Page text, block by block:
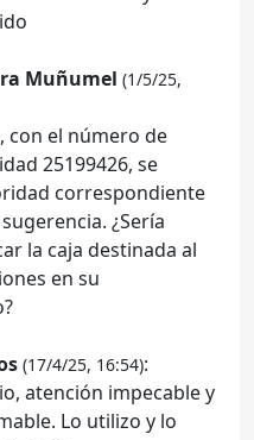
Muñumel (1/5/25,
con el número de
25199426, se
correspondiente
¿Sería
la caja destinada al
en su
(17/4/25, 16:54):
atención impecable y
Lo utilizo y lo